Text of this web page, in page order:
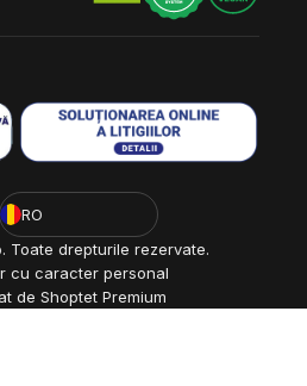
RO
Toate drepturile rezervate.
cu caracter personal
de Shoptet Premium